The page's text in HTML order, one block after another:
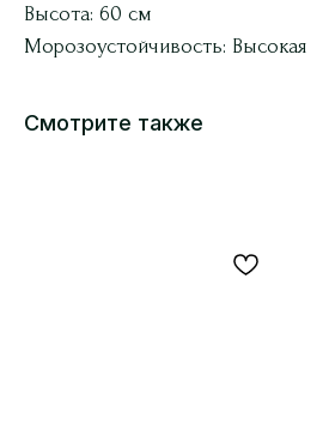
Высота: 60 см
Морозоустойчивость: Высокая
Смотрите также